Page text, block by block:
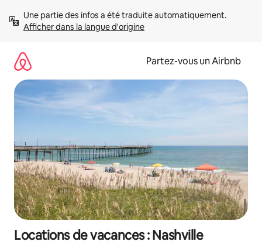
directement
Afficher dans la langue d'origine
Partez-vous un Airbnb
Locations de vacances : Nashville